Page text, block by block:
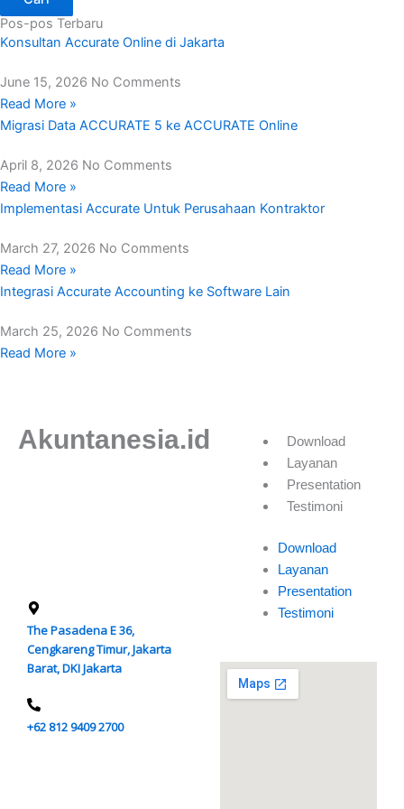
Pos-pos Terbaru
Konsultan Accurate Online di Jakarta
June 15, 2026 No Comments
Read More »
Migrasi Data ACCURATE 5 ke ACCURATE Online
April 8, 2026 No Comments
Read More »
Implementasi Accurate Untuk Perusahaan Kontraktor
March 27, 2026 No Comments
Read More »
Integrasi Accurate Accounting ke Software Lain
March 25, 2026 No Comments
Read More »
Akuntanesia.id
The Pasadena E 36,
Cengkareng Timur, Jakarta
Barat, DKI Jakarta
+62 812 9409 2700
Download
Layanan
Presentation
Testimoni
Download
Layanan
Presentation
Testimoni